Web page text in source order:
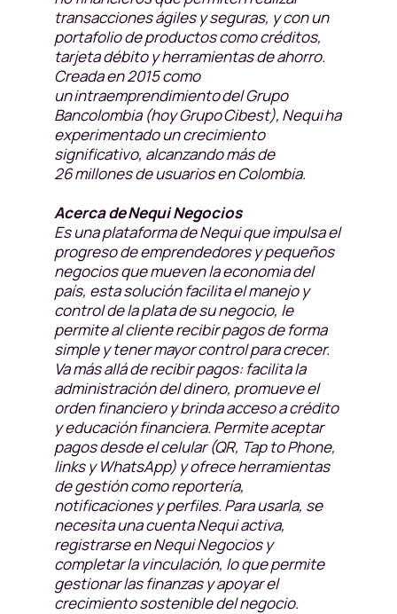
transacciones ágiles y seguras, y con un
portafolio de productos como créditos,
tarjeta débito y herramientas de ahorro.
Creada en 2015 como
un intraemprendimiento del Grupo
Bancolombia (hoy Grupo Cibest), Nequi ha
experimentado un crecimiento
significativo, alcanzando más de
26 millones de usuarios en Colombia.
Acerca de Nequi Negocios
Es una plataforma de Nequi que impulsa el
progreso de emprendedores y pequeños
negocios que mueven la economia del
país, esta solución facilita el manejo y
control de la plata de su negocio, le
permite al cliente recibir pagos de forma
simple y tener mayor control para crecer.
Va más allá de recibir pagos: facilita la
administración del dinero, promueve el
orden financiero y brinda acceso a crédito
y educación financiera. Permite aceptar
pagos desde el celular (QR, Tap to Phone,
links y WhatsApp) y ofrece herramientas
de gestión como reportería,
notificaciones y perfiles. Para usarla, se
necesita una cuenta Nequi activa,
registrarse en Nequi Negocios y
completar la vinculación, lo que permite
gestionar las finanzas y apoyar el
crecimiento sostenible del negocio.